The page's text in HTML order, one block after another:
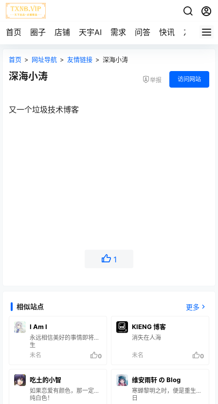
首页 圈子 店铺 天宇AI 需求 问答 快讯 友链
首页 > 网址导航 > 友情链接 > 深海小涛
深海小涛 举报 访问网站
又一个垃圾技术博客
1
相似站点 更多
I Am I
永远相信美好的事情即将发
生
未名
0
KIENG 博客
消失在人海
未名 0
吃土的小智
如果恋爱有颜色，那一定是
纯白色！
维安雨轩 の Blog
寒蝉黎明之时，便是重生之
日